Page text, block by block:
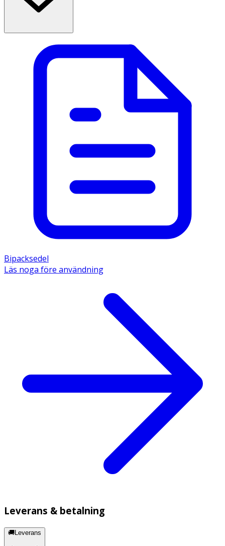
Bipacksedel
Läs noga före användning
Leverans & betalning
🚚Leverans